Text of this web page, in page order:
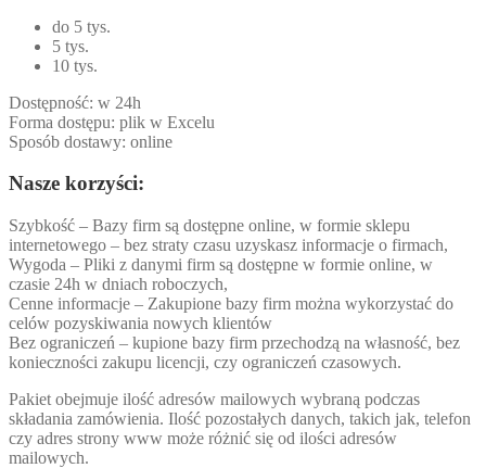
do 5 tys.
5 tys.
10 tys.
Dostępność: w 24h
Forma dostępu: plik w Excelu
Sposób dostawy: online
Nasze korzyści:
Szybkość – Bazy firm są dostępne online, w formie sklepu
internetowego – bez straty czasu uzyskasz informacje o firmach,
Wygoda – Pliki z danymi firm są dostępne w formie online, w
czasie 24h w dniach roboczych,
Cenne informacje – Zakupione bazy firm można wykorzystać do
celów pozyskiwania nowych klientów
Bez ograniczeń – kupione bazy firm przechodzą na własność, bez
konieczności zakupu licencji, czy ograniczeń czasowych.
Pakiet obejmuje ilość adresów mailowych wybraną podczas
składania zamówienia. Ilość pozostałych danych, takich jak, telefon
czy adres strony www może różnić się od ilości adresów
mailowych.